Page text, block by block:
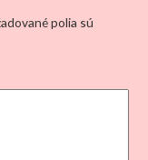
polia sú